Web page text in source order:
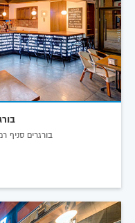
בורגרים סניף